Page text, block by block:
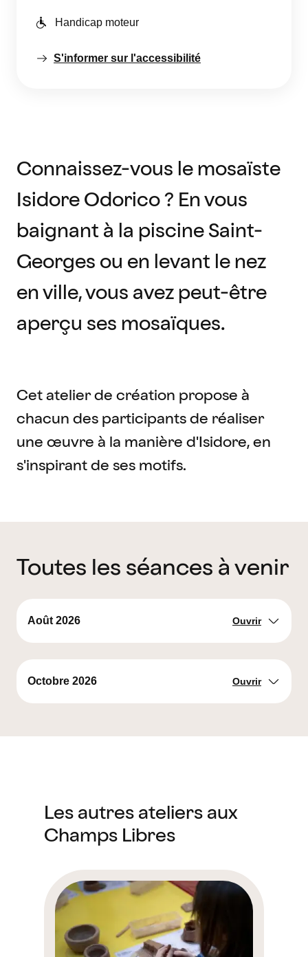
Handicap moteur
S'informer sur l'accessibilité
Connaissez-vous le mosaïste
Isidore Odorico ? En vous
baignant à la piscine Saint-
Georges ou en levant le nez
en ville, vous avez peut-être
aperçu ses mosaïques.
Cet atelier de création propose à
chacun des participants de réaliser
une œuvre à la manière d'Isidore, en
s'inspirant de ses motifs.
Toutes les séances à venir
Août 2026 Ouvrir
Octobre 2026 Ouvrir
Les autres ateliers aux
Champs Libres